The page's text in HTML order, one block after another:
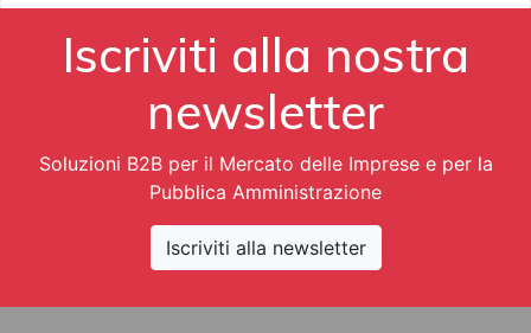
Iscriviti alla nostra
newsletter
Soluzioni B2B per il Mercato delle Imprese e per la
Pubblica Amministrazione
Iscriviti alla newsletter